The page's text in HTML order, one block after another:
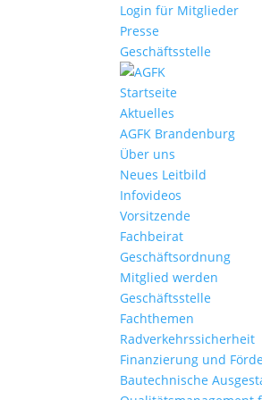
Login für Mitglieder
Presse
Geschäftsstelle
Startseite
Aktuelles
AGFK Brandenburg
Über uns
Neues Leitbild
Infovideos
Vorsitzende
Fachbeirat
Geschäftsordnung
Mitglied werden
Geschäftsstelle
Fachthemen
Radverkehrssicherheit
Finanzierung und
Bautechnische